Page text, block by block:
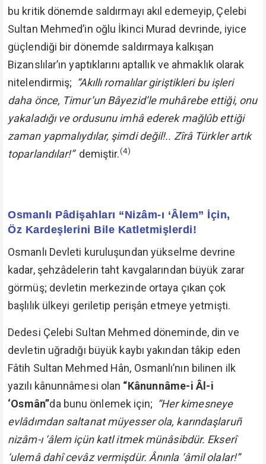
bu kritik dönemde saldırmayı akıl edemeyip, Çelebi
Sultan Mehmed’in oğlu İkinci Murad devrinde, iyice
güçlendiği bir dönemde saldırmaya kalkışan
Bizanslılar’ın yaptıklarını aptallık ve ahmaklık olarak
nitelendirmiş; “Akıllı romalılar giriştikleri bu işleri
daha önce, Timur’un Bâyezid’le muhârebe ettiği, onu
yakaladığı ve ordusunu imhâ ederek mağlûb ettiği
zaman yapmalıydılar, şimdi değil!.. Zîrâ Türkler artık
toparlandılar!” demiştir.(4)
Osmanlı Pâdişahları “Nizâm-ı ‘Âlem” İçin,
Öz Kardeşlerini Bile Katletmişlerdi!
Osmanlı Devleti kuruluşundan yükselme devrine
kadar, şehzâdelerin taht kavgalarından büyük zarar
görmüş; devletin merkezinde ortaya çıkan çok
başlılık ülkeyi geriletip perişân etmeye yetmişti.
Dedesi Çelebi Sultan Mehmed döneminde, din ve
devletin uğradığı büyük kaybı yakından tâkip eden
Fâtih Sultan Mehmed Hân, Osmanlı’nın bilinen ilk
yazılı kânunnâmesi olan “Kânunnâme-i Âl-i
‘Osmân”da bunu önlemek için; “Her kimesneye
evlâdımdan saltanat müyesser ola, karındaşlaruñ
nizâm-ı ‘âlem içün katl itmek münâsibdür. Ekserî
‘ulemâ dahî cevâz vermişdür. Ânınla ‘âmil olalar!”